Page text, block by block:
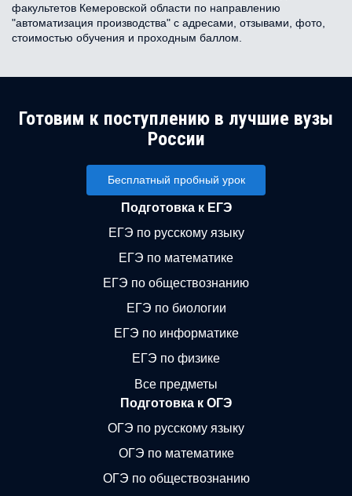
факультетов Кемеровской области по направлению
"автоматизация производства" с адресами, отзывами, фото,
стоимостью обучения и проходным баллом.
Готовим к поступлению в лучшие вузы
России
Бесплатный пробный урок
Подготовка к ЕГЭ
ЕГЭ по русскому языку
ЕГЭ по математике
ЕГЭ по обществознанию
ЕГЭ по биологии
ЕГЭ по информатике
ЕГЭ по физике
Все предметы
Подготовка к ОГЭ
ОГЭ по русскому языку
ОГЭ по математике
ОГЭ по обществознанию